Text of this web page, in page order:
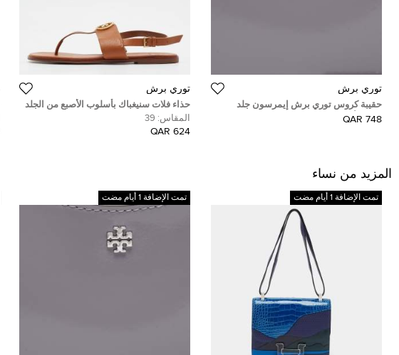
توري برش
حقيبة كروس توري برش إيمرسون جلد
سفينو أسود قابلة للتحويل
748 QAR
توري برش
حذاء فلات سنيغباك بأسلوب الأصبع من الجلد
البني توري برش مقاس 39
المقاس: 39
624 QAR
المزيد من نساء
تمت الإضافة 1 أيام مضت تمت الإضافة 1 أيام مضت